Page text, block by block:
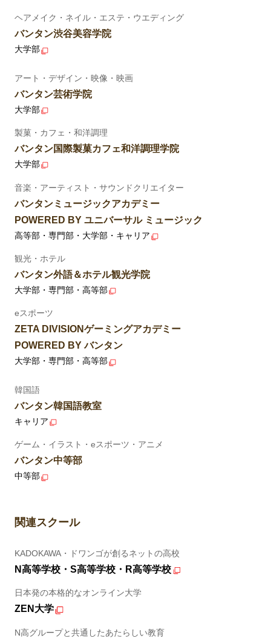
ヘアメイク・ネイル・エステ・ウエディング
バンタン渋谷美容学院
大学部
アート・デザイン・映像・映画
バンタン芸術学院
大学部
製菓・カフェ・和洋調理
バンタン国際製菓カフェ和洋調理学院
大学部
音楽・アーティスト・サウンドクリエイター
バンタンミュージックアカデミー
POWERED BY ユニバーサル ミュージック
高等部・専門部・大学部・キャリア
観光・ホテル
バンタン外語＆ホテル観光学院
大学部・専門部・高等部
eスポーツ
ZETA DIVISIONゲーミングアカデミー
POWERED BY バンタン
大学部・専門部・高等部
韓国語
バンタン韓国語教室
キャリア
ゲーム・イラスト・eスポーツ・アニメ
バンタン中等部
中等部
関連スクール
KADOKAWA・ドワンゴが創るネットの高校
N高等学校・S高等学校・R高等学校
日本発の本格的なオンライン大学
ZEN大学
N高グループと共通したあたらしい教育